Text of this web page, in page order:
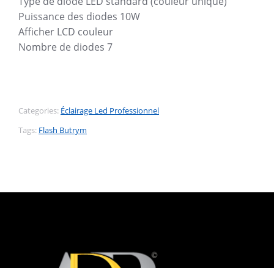
Puissance des diodes 10W
Afficher LCD couleur
Nombre de diodes 7
Categories: Éclairage Led Professionnel
Tags: Flash Butrym